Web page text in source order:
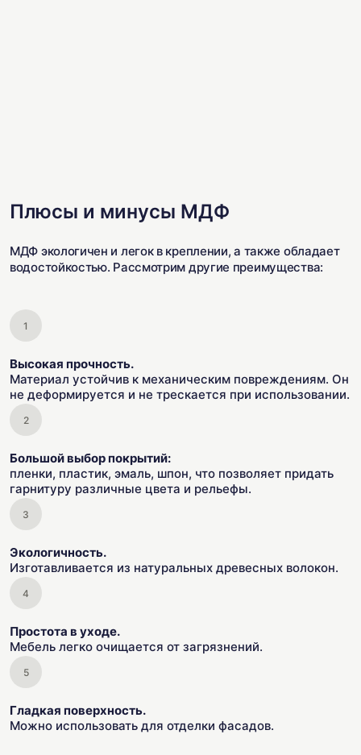
Плюсы и минусы МДФ
МДФ экологичен и легок в креплении, а также обладает
водостойкостью. Рассмотрим другие преимущества:
Высокая прочность.
Материал устойчив к механическим повреждениям. Он
не деформируется и не трескается при использовании.
Большой выбор покрытий:
пленки, пластик, эмаль, шпон, что позволяет придать
гарнитуру различные цвета и рельефы.
Экологичность.
Изготавливается из натуральных древесных волокон.
Простота в уходе.
Мебель легко очищается от загрязнений.
Гладкая поверхность.
Можно использовать для отделки фасадов.